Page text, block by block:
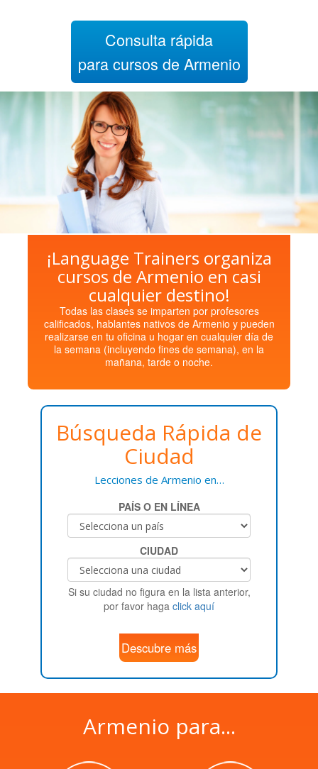
Consulta rápida
para cursos de Armenio
¡Language Trainers organiza
cursos de Armenio en casi
cualquier destino!
Todas las clases se imparten por profesores
calificados, hablantes nativos de Armenio y pueden
realizarse en tu oficina u hogar en cualquier día de
la semana (incluyendo fines de semana), en la
mañana, tarde o noche.
Búsqueda Rápida de
Ciudad
Lecciones de Armenio en…
PAÍS O EN LÍNEA
CIUDAD
Si su ciudad no figura en la lista anterior,
por favor haga click aquí
Descubre más
Armenio para...